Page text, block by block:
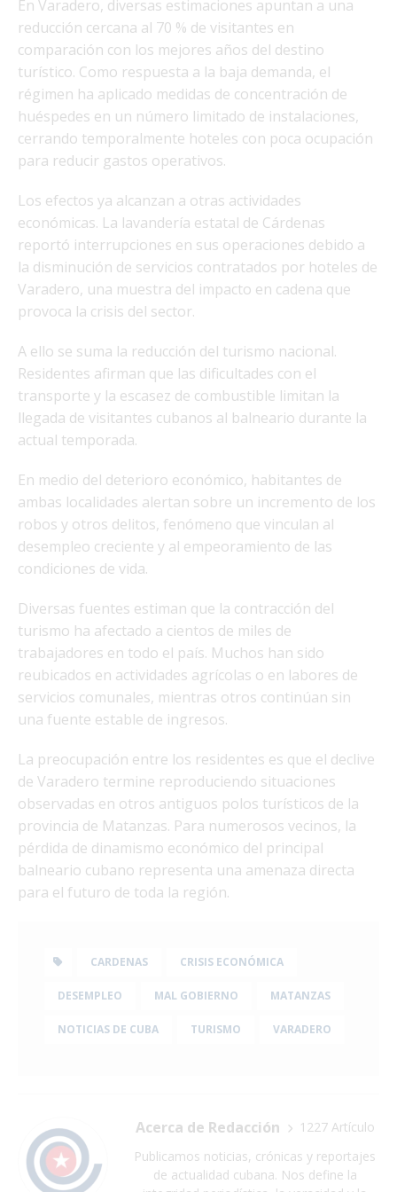
En Varadero, diversas estimaciones apuntan a una
reducción cercana al 70 % de visitantes en
comparación con los mejores años del destino
turístico. Como respuesta a la baja demanda, el
régimen ha aplicado medidas de concentración de
huéspedes en un número limitado de instalaciones,
cerrando temporalmente hoteles con poca ocupación
para reducir gastos operativos.
Los efectos ya alcanzan a otras actividades
económicas. La lavandería estatal de Cárdenas
reportó interrupciones en sus operaciones debido a
la disminución de servicios contratados por hoteles de
Varadero, una muestra del impacto en cadena que
provoca la crisis del sector.
A ello se suma la reducción del turismo nacional.
Residentes afirman que las dificultades con el
transporte y la escasez de combustible limitan la
llegada de visitantes cubanos al balneario durante la
actual temporada.
En medio del deterioro económico, habitantes de
ambas localidades alertan sobre un incremento de los
robos y otros delitos, fenómeno que vinculan al
desempleo creciente y al empeoramiento de las
condiciones de vida.
Diversas fuentes estiman que la contracción del
turismo ha afectado a cientos de miles de
trabajadores en todo el país. Muchos han sido
reubicados en actividades agrícolas o en labores de
servicios comunales, mientras otros continúan sin
una fuente estable de ingresos.
La preocupación entre los residentes es que el declive
de Varadero termine reproduciendo situaciones
observadas en otros antiguos polos turísticos de la
provincia de Matanzas. Para numerosos vecinos, la
pérdida de dinamismo económico del principal
balneario cubano representa una amenaza directa
para el futuro de toda la región.
CARDENAS CRISIS ECONÓMICA
DESEMPLEO MAL GOBIERNO MATANZAS
NOTICIAS DE CUBA TURISMO VARADERO
Acerca de Redacción
1227 Artículo
Publicamos noticias, crónicas y reportajes
de actualidad cubana. Nos define la